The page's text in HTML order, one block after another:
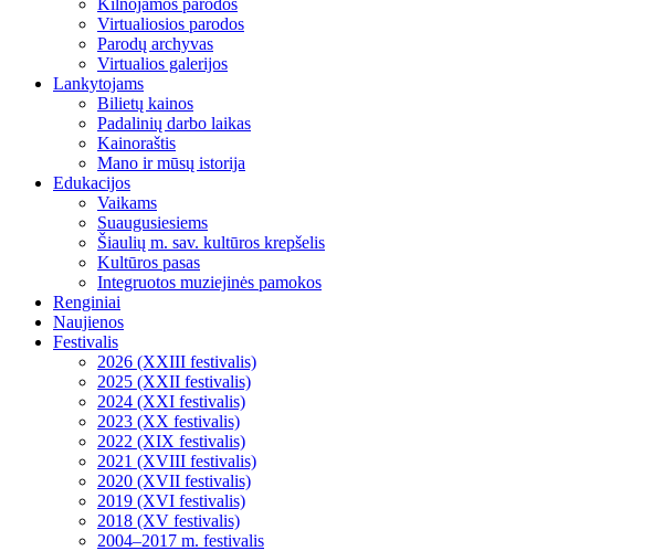
Kilnojamos parodos
Virtualiosios parodos
Parodų archyvas
Virtualios galerijos
Lankytojams
Bilietų kainos
Padalinių darbo laikas
Kainoraštis
Mano ir mūsų istorija
Edukacijos
Vaikams
Suaugusiesiems
Šiaulių m. sav. kultūros krepšelis
Kultūros pasas
Integruotos muziejinės pamokos
Renginiai
Naujienos
Festivalis
2026 (XXIII festivalis)
2025 (XXII festivalis)
2024 (XXI festivalis)
2023 (XX festivalis)
2022 (XIX festivalis)
2021 (XVIII festivalis)
2020 (XVII festivalis)
2019 (XVI festivalis)
2018 (XV festivalis)
2004–2017 m. festivalis